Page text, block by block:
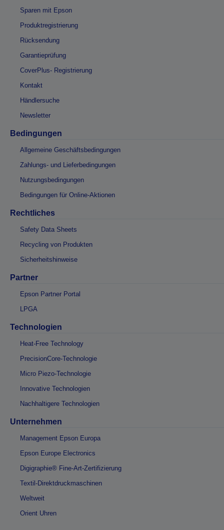
Sparen mit Epson
Produktregistrierung
Rücksendung
Garantieprüfung
CoverPlus- Registrierung
Kontakt
Händlersuche
Newsletter
Bedingungen
Allgemeine Geschäftsbedingungen
Zahlungs- und Lieferbedingungen
Nutzungsbedingungen
Bedingungen für Online-Aktionen
Rechtliches
Safety Data Sheets
Recycling von Produkten
Sicherheitshinweise
Partner
Epson Partner Portal
LPGA
Technologien
Heat-Free Technology
PrecisionCore-Technologie
Micro Piezo-Technologie
Innovative Technologien
Nachhaltigere Technologien
Unternehmen
Management Epson Europa
Epson Europe Electronics
Digigraphie® Fine-Art-Zertifizierung
Textil-Direktdruckmaschinen
Weltweit
Orient Uhren